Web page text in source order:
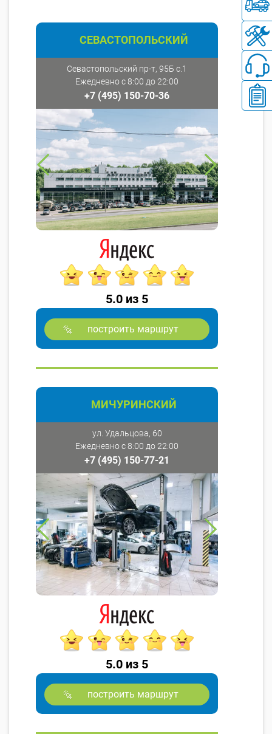
СЕВАСТОПОЛЬСКИЙ
Севастопольский пр-т, 95Б с.1
Ежедневно с 8:00 до 22:00
+7 (495) 150-70-36
5.0 из 5
построить маршрут
МИЧУРИНСКИЙ
ул. Удальцова, 60
Ежедневно с 8:00 до 22:00
+7 (495) 150-77-21
5.0 из 5
построить маршрут